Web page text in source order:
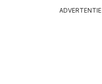
ADVERTENTIE